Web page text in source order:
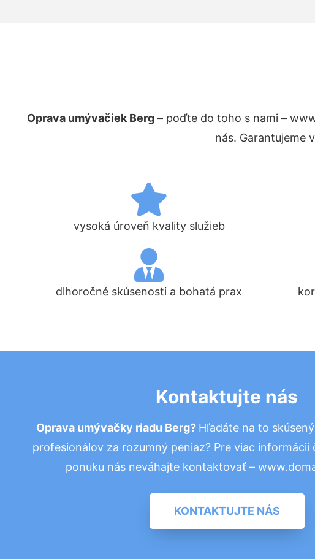
Oprava umývačiek Berg – poďte do toho s nami –
nás. Garantujeme
vysoká úroveň kvality služieb
dlhoročné skúsenosti a bohatá prax
Kontaktujte nás
Oprava umývačky riadu Berg? Hľadáte na to
profesionálov za rozumný peniaz? Pre viac informácií
ponuku nás neváhajte kontaktovať –
KONTAKTUJTE NÁS